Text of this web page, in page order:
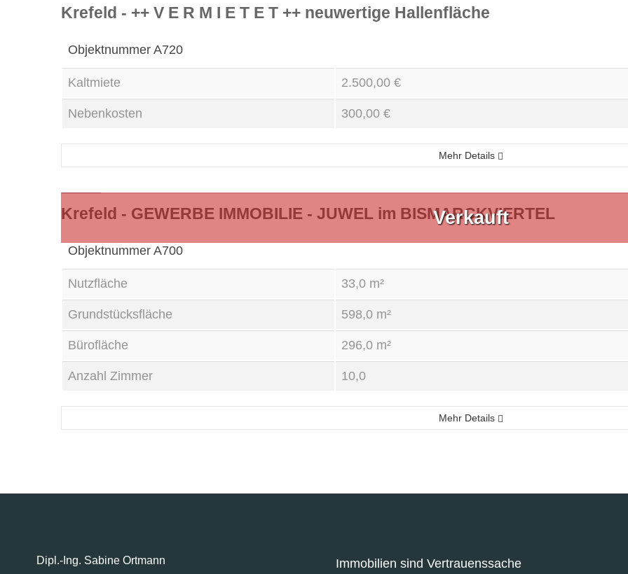
Krefeld - ++ V E R M I E T E T ++ neuwertige Hallenfläche
Objektnummer A720
Kaltmiete 2.500,00 €
Nebenkosten 300,00 €
Mehr Details
Verkauft
Krefeld - GEWERBE IMMOBILIE - JUWEL im BISMARCKVIERTEL
Objektnummer A700
Nutzfläche 33,0 m²
Grundstücksfläche 598,0 m²
Bürofläche 296,0 m²
Anzahl Zimmer 10,0
Mehr Details
Dipl.-Ing. Sabine Ortmann
Immobilien sind Vertrauenssache